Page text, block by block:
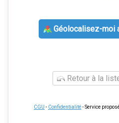
Géolocalisez-moi
Retour à la
CGU - Confidentialité- Service